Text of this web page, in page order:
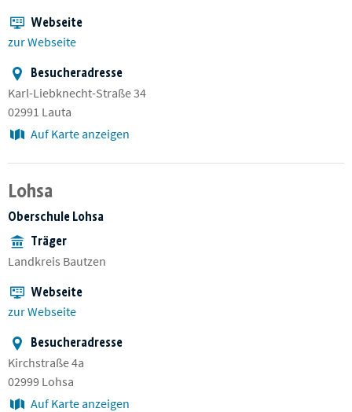
Webseite
zur Webseite
Besucheradresse
Karl-Liebknecht-Straße 34
02991 Lauta
Auf Karte anzeigen
Lohsa
Oberschule Lohsa
Träger
Landkreis Bautzen
Webseite
zur Webseite
Besucheradresse
Kirchstraße 4a
02999 Lohsa
Auf Karte anzeigen